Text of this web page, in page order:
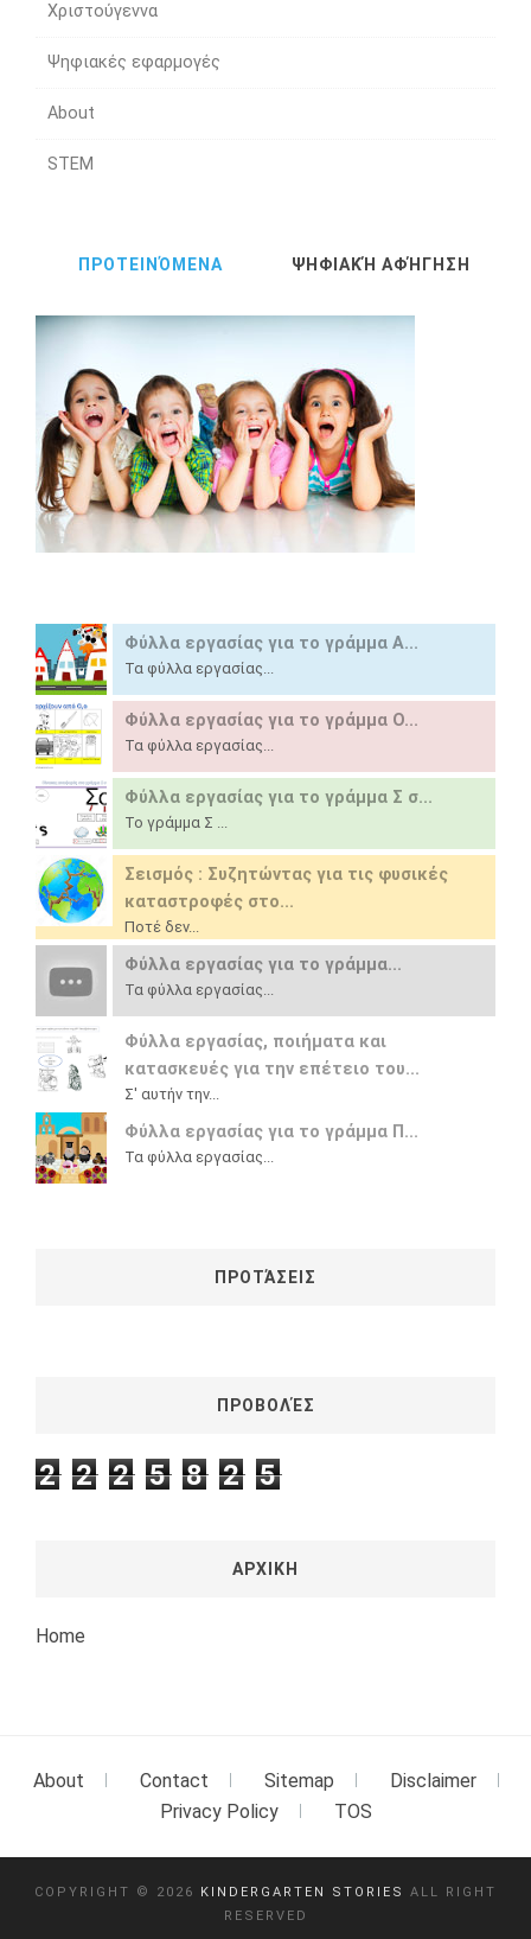
Χριστούγεννα
Ψηφιακές εφαρμογές
About
STEM
ΠΡΟΤΕΙΝΌΜΕΝΑ ΨΗΦΙΑΚΉ ΑΦΉΓΗΣΗ
Φύλλα εργασίας για το γράμμα Α...
Τα φύλλα εργασίας...
Φύλλα εργασίας για το γράμμα Ο...
Τα φύλλα εργασίας...
Φύλλα εργασίας για το γράμμα Σ σ...
Το γράμμα Σ ...
Σεισμός : Συζητώντας για τις φυσικές
καταστροφές στο...
Ποτέ δεν...
Φύλλα εργασίας για το γράμμα...
Τα φύλλα εργασίας...
Φύλλα εργασίας, ποιήματα και
κατασκευές για την επέτειο του...
Σ' αυτήν την...
Φύλλα εργασίας για το γράμμα Π...
Τα φύλλα εργασίας...
ΠΡΟΤΆΣΕΙΣ
ΠΡΟΒΟΛΈΣ
2 2 2 5 8 2 5
ΑΡΧΙΚΗ
Home
About Contact Sitemap
Disclaimer
Privacy Policy
TOS
COPYRIGHT © 2026 KINDERGARTEN STORIES
ALL RIGHT
RESERVED